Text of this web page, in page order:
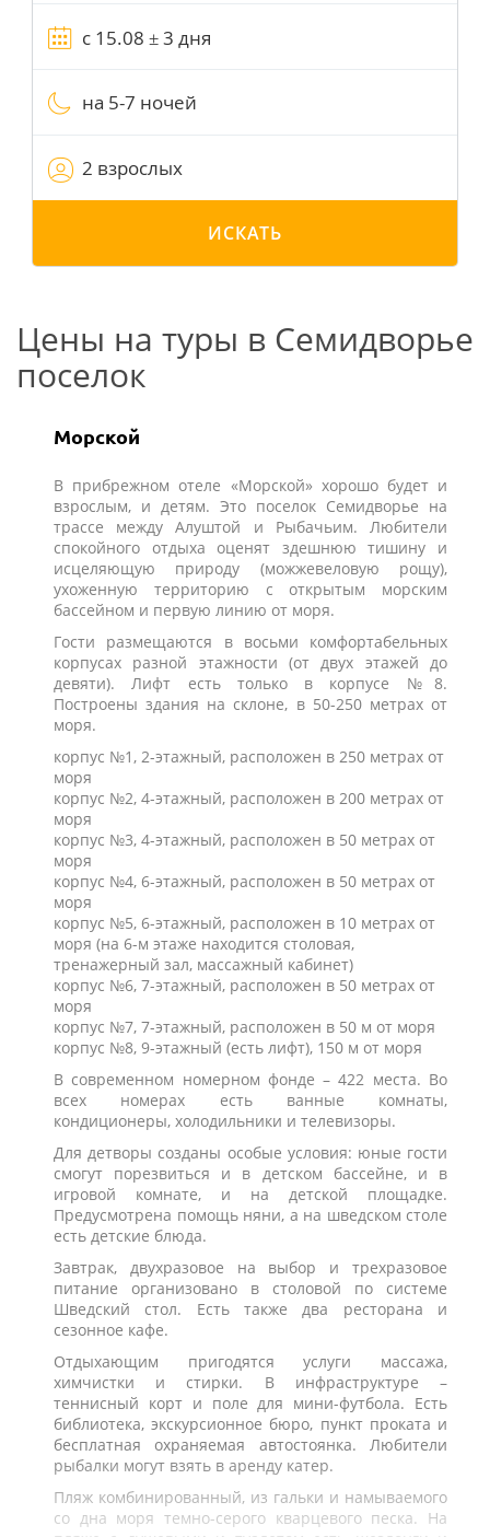
на 5-7 ночей
2 взрослых
ИСКАТЬ
Цены на туры в Семидворье
поселок
Морской
В прибрежном отеле «Морской» хорошо будет и
взрослым, и детям. Это поселок Семидворье на
трассе между Алуштой и Рыбачьим. Любители
спокойного отдыха оценят здешнюю тишину и
исцеляющую природу (можжевеловую рощу),
ухоженную территорию с открытым морским
бассейном и первую линию от моря.
Гости размещаются в восьми комфортабельных
корпусах разной этажности (от двух этажей до
девяти). Лифт есть только в корпусе №8.
Построены здания на склоне, в 50-250 метрах от
моря.
корпус №1, 2-этажный, расположен в 250 метрах от
моря
корпус №2, 4-этажный, расположен в 200 метрах от
моря
корпус №3, 4-этажный, расположен в 50 метрах от
моря
корпус №4, 6-этажный, расположен в 50 метрах от
моря
корпус №5, 6-этажный, расположен в 10 метрах от
моря (на 6-м этаже находится столовая,
тренажерный зал, массажный кабинет)
корпус №6, 7-этажный, расположен в 50 метрах от
моря
корпус №7, 7-этажный, расположен в 50 м от моря
корпус №8, 9-этажный (есть лифт), 150 м от моря
В современном номерном фонде – 422 места. Во
всех номерах есть ванные комнаты,
кондиционеры, холодильники и телевизоры.
Для детворы созданы особые условия: юные гости
смогут порезвиться и в детском бассейне, и в
игровой комнате, и на детской площадке.
Предусмотрена помощь няни, а на шведском столе
есть детские блюда.
Завтрак, двухразовое на выбор и трехразовое
питание организовано в столовой по системе
Шведский стол. Есть также два ресторана и
сезонное кафе.
Отдыхающим пригодятся услуги массажа,
химчистки и стирки. В инфраструктуре –
теннисный корт и поле для мини-футбола. Есть
библиотека, экскурсионное бюро, пункт проката и
бесплатная охраняемая автостоянка. Любители
рыбалки могут взять в аренду катер.
Пляж комбинированный, из гальки и намываемого
со дна моря темно-серого кварцевого песка. На